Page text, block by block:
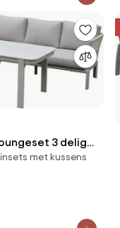
3 delig
ropemet kussens